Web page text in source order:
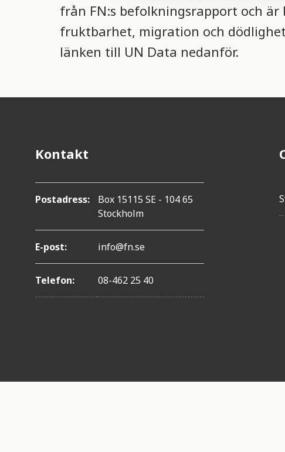
t
o
n
från FN:s befolkningsrapport och
fruktbarhet, migration och
länken till UN Data nedanför.
Kontakt
Postadress:
Box 15115 SE - 104 65
Stockholm
E-post: info@fn.se
Telefon: 08-462 25 40